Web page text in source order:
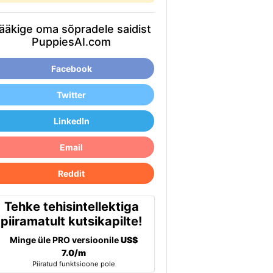
oma sõpradele saidist
PuppiesAI.com
Facebook
Twitter
LinkedIn
Email
Reddit
Tehke tehisintellektiga
piiramatult kutsikapilte!
Minge üle PRO versioonileUS$
7.0/m
Piiratud funktsioone pole